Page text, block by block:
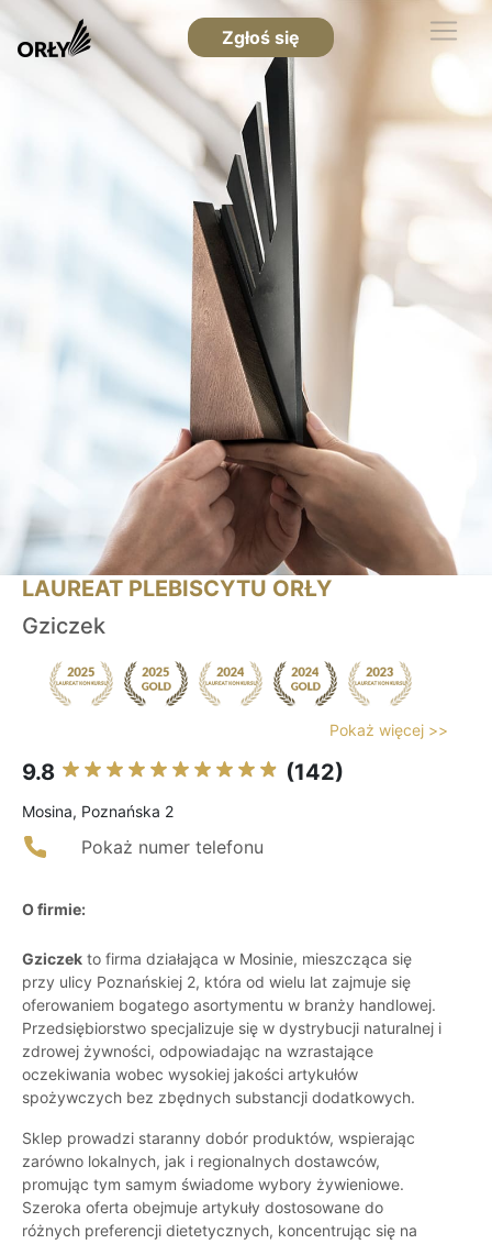
Zgłoś się
LAUREAT PLEBISCYTU ORŁY
Gziczek
Pokaż więcej >>
9.8 (142)
Mosina, Poznańska 2
Pokaż numer telefonu
O firmie:
Gziczek to firma działająca w Mosinie, mieszcząca się
przy ulicy Poznańskiej 2, która od wielu lat zajmuje się
oferowaniem bogatego asortymentu w branży handlowej.
Przedsiębiorstwo specjalizuje się w dystrybucji naturalnej i
zdrowej żywności, odpowiadając na wzrastające
oczekiwania wobec wysokiej jakości artykułów
spożywczych bez zbędnych substancji dodatkowych.
Sklep prowadzi staranny dobór produktów, wspierając
zarówno lokalnych, jak i regionalnych dostawców,
promując tym samym świadome wybory żywieniowe.
Szeroka oferta obejmuje artykuły dostosowane do
różnych preferencji dietetycznych, koncentrując się na